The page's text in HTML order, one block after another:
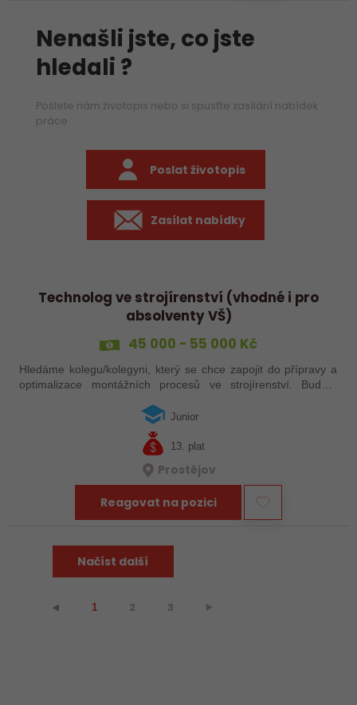
Nenašli jste, co jste
hledali ?
Pošlete nám životopis nebo si spusťte zasílání nabídek
práce
Poslat životopis
Zasílat nabídky
Technolog ve strojírenství (vhodné i pro
absolventy VŠ)
45 000 - 55 000 Kč
Hledáme kolegu/kolegyni, který se chce zapojit do přípravy a
optimalizace montážních procesů ve strojírenství. Budete
výrobě a spolupracovat…
Junior
13. plat
Prostějov
Reagovat na pozici
Načíst další
⯇ 1 2 3 ⯈